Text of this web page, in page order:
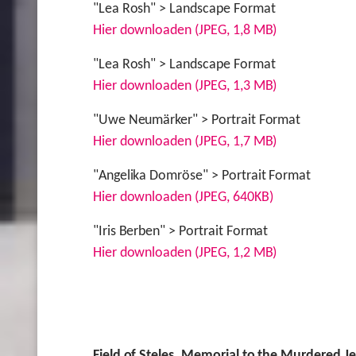
"Lea Rosh" > Landscape Format
Hier downloaden (JPEG, 1,8 MB)
"Lea Rosh" > Landscape Format
Hier downloaden (JPEG, 1,3 MB)
"Uwe Neumärker" > Portrait Format
Hier downloaden (JPEG, 1,7 MB)
"Angelika Domröse" > Portrait Format
Hier downloaden (JPEG, 640KB)
"Iris Berben" > Portrait Format
Hier downloaden (JPEG, 1,2 MB)